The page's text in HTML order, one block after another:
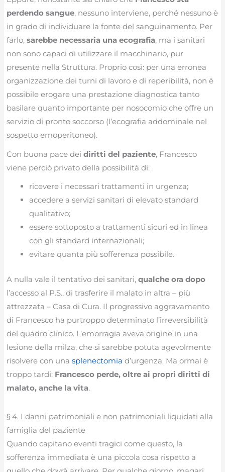
perdendo sangue, nessuno interviene, perché nessuno è
in grado di individuare la fonte del sanguinamento. Per
farlo,sarebbe necessaria una ecografia, ma i sanitari
non sono capaci di utilizzare il macchinario, pur
presente nella Struttura. Proprio così: per una erronea
organizzazione dei turni di lavoro e di reperibilità, non è
possibile erogare una prestazione diagnostica tanto
basilare quanto importante per nosocomio che offre un
servizio di pronto soccorso (l’ecografia addominale nel
sospetto emoperitoneo).
Con buona pace deidiritti del paziente, Francesco
viene perciò privato della possibilità di:
ricevere i necessari trattamenti in urgenza;
accedere a servizi sanitari di elevato standard
qualitativo;
essere sottoposto a trattamenti sicuri ed in linea
con gli standard internazionali;
evitare quanta più sofferenza possibile.
A nulla vale il tentativo dei sanitari,qualche ora dopo
l’accesso al P.S., di trasferire il malato in altra – più
attrezzata – Casa di Cura. Il progressivo aggravamento
di Francesco ha purtroppo determinato l’irreversibilità
del quadro clinico. L’emorragia aveva origine in una
lesione della milza, che si sarebbe potuta agevolmente
risolvere con unasplenectomia d’urgenza. Ma ormai è
troppo tardi: Francesco perde, oltre ai propri diritti di
malato, anche la vita.
§ 4. I danni patrimoniali e non patrimoniali liquidati alla
famiglia del paziente
Quando capitano eventi tragici come questo, la
sofferenza immediata è una piccola cosa rispetto a